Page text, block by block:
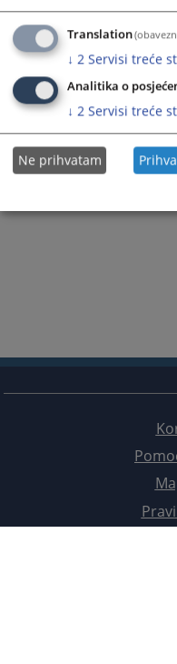
the
keyboard
changing
Translation
↓ 2 Servisi treće
Analitika o
↓ 2 Servisi treće
Ne prihvatam